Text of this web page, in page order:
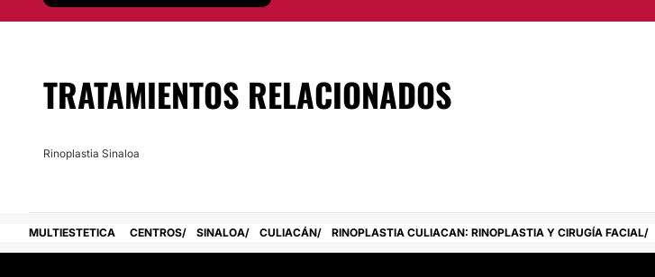
Localización
No
TRATAMIENTOS RELACIONADOS
Rinoplastia Sinaloa
MULTIESTETICA CENTROS SINALOA CULIACÁN RINOPLASTIA CULIACAN: RINOPLASTIA Y CIRUGÍA FACIAL